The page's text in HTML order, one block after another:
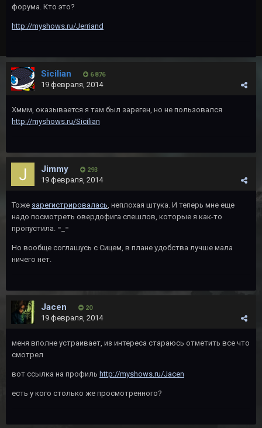
форума. Кто это?
http://myshows.ru/Jerriand
Sicilian 6 876
19 февраля, 2014
Хммм, оказывается я там был зареген, но не пользовался
http://myshows.ru/Sicilian
Jimmy 293
19 февраля, 2014
Тоже зарегистрировалась, неплохая штука. И теперь мне еще
надо посмотреть овердофига спешлов, которые я как-то
пропустила. =_=
Но вообще соглашусь с Сицем, в плане удобства лучше мала
ничего нет.
Jacen 20
19 февраля, 2014
меня вполне устраивает, из интереса стараюсь отметить все что
смотрел
вот ссылка на профиль http://myshows.ru/Jacen
есть у кого столько же просмотренного?